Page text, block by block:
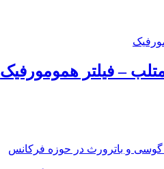
– فیلتر همومورفیک